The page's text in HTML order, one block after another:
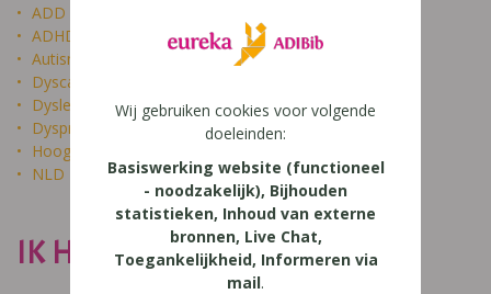
ADD
ADHD
Autisme
Dyscalculie
Dyslexie
Dyspraxie
Hoogbegaafdheid
NLD
IK HEET NIET DOM
Wij gebruiken cookies voor volgende
doeleinden:
Basiswerking website (functioneel
- noodzakelijk), Bijhouden
statistieken, Inhoud van externe
bronnen, Live Chat,
Toegankelijkheid, Informeren via
mail.